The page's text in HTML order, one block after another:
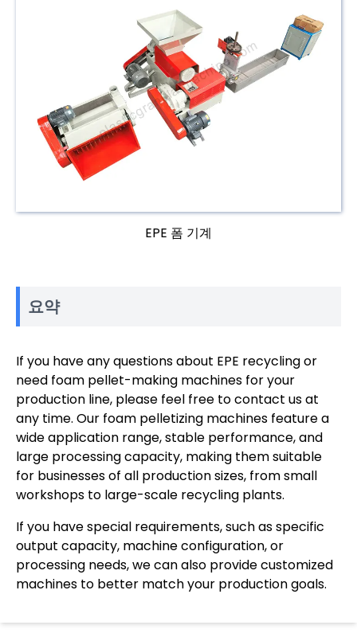
EPE 폼 기계
요약
If you have any questions about EPE recycling or
need foam pellet-making machines for your
production line, please feel free to contact us at
any time. Our foam pelletizing machines feature a
wide application range, stable performance, and
large processing capacity, making them suitable
for businesses of all production sizes, from small
workshops to large-scale recycling plants.
If you have special requirements, such as specific
output capacity, machine configuration, or
processing needs, we can also provide customized
machines to better match your production goals.